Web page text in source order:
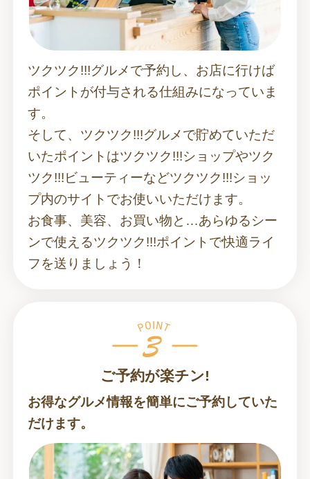
ツクツク!!!グルメで予約し、お店に行けば
ポイントが付与される仕組みになっていま
す。
そして、ツクツク!!!グルメで貯めていただ
いたポイントはツクツク!!!ショップやツク
ツク!!!ビューティーなどツクツク!!!ショッ
プ内のサイトでお使いいただけます。
お食事、美容、お買い物と…あらゆるシー
ンで使えるツクツク!!!ポイントで快適ライ
フを送りましょう！
ご予約が楽チン!
お得なグルメ情報を簡単にご予約していた
だけます。